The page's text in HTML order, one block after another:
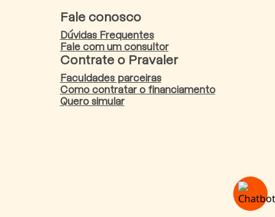
Fale conosco
Dúvidas Frequentes
Fale com um consultor
Contrate o Pravaler
Faculdades parceiras
Como contratar o financiamento
Quero simular